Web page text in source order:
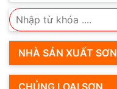
NHÀ SẢN XUẤT SƠN
CHỦNG LOẠI SƠN